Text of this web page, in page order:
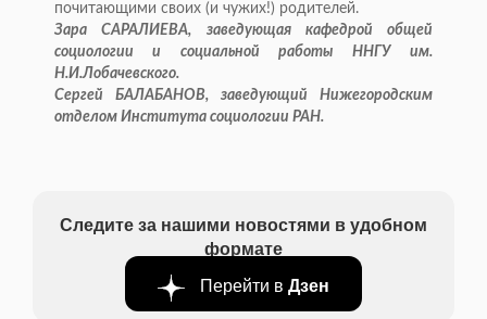
почитающими своих (и чужих!) родителей.
Зара САРАЛИЕВА, заведующая кафедрой общей
социологии и социальной работы ННГУ им.
Н.И.Лобачевского.
Сергей БАЛАБАНОВ, заведующий Нижегородским
отделом Института социологии РАН.
Следите за нашими новостями в удобном
формате
Перейти в Дзен